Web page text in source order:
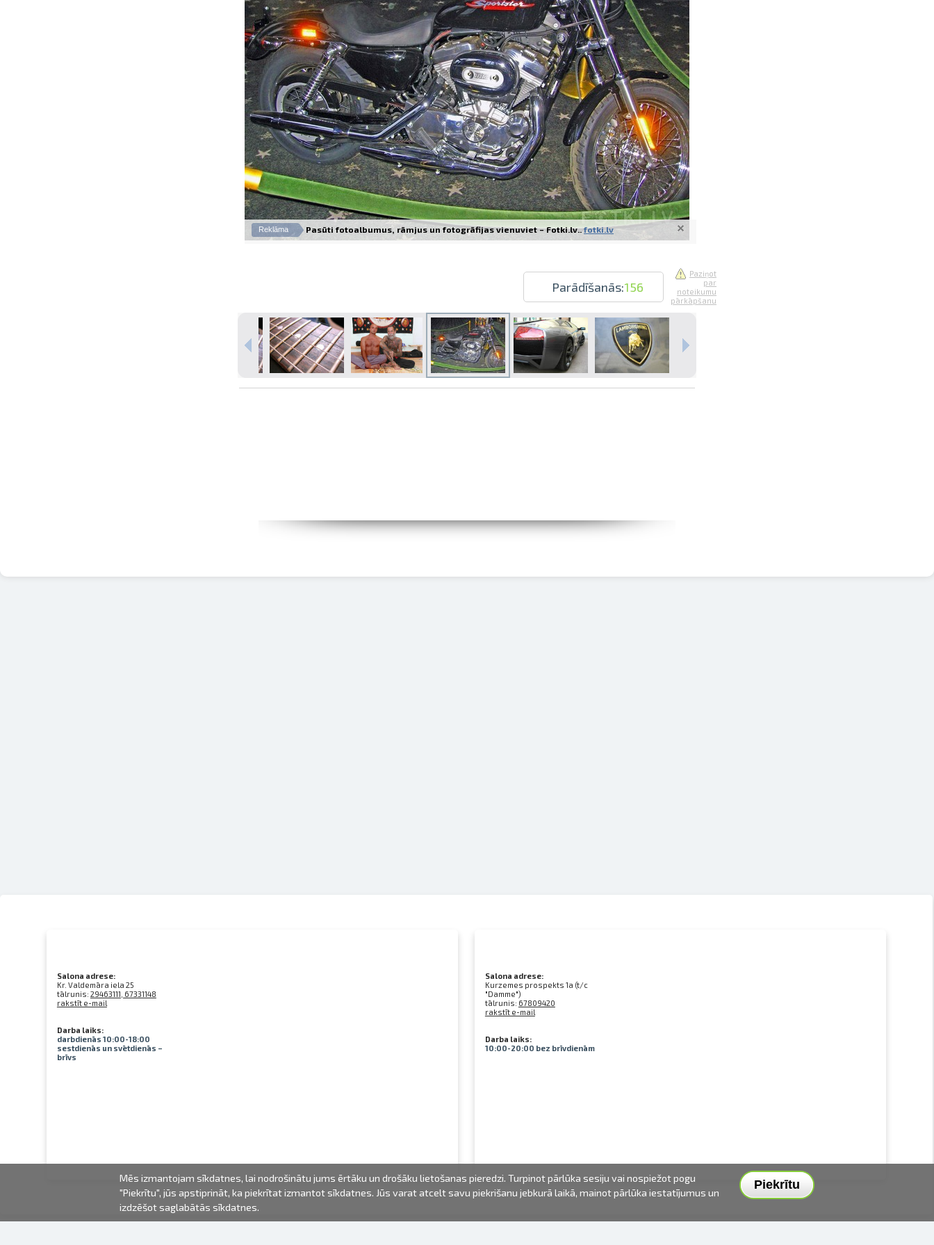
Izdrukas 1h laikā Rīgā – pasūtiet tiešsaistē
Dažādi formāti un papīra veidi jūsu foto
Piegāde visā Latvijā vai saņemšana klātienē
Reklāma Pasūti fotoalbumus, rāmjus un fotogrāfijas vienuviet – Fotki.lv.. fotki.lv
Parādīšanās:156
Paziņot
par
noteikumu
pārkāpšanu
Salona adrese:
Kr. Valdemāra iela 25
tālrunis: 29463111, 67331148
rakstīt e-mail
Darba laiks:
darbdienās 10:00-18:00
sestdienās un svētdienās –
brīvs
Salona adrese:
Kurzemes prospekts 1a (t/c
"Damme")
tālrunis: 67809420
rakstīt e-mail
Darba laiks:
10:00-20:00 bez brīvdienām
Piekrītu
Mēs izmantojam sīkdatnes, lai nodrošinātu jums ērtāku un drošāku lietošanas pieredzi. Turpinot pārlūka sesiju vai nospiežot pogu
"Piekrītu", jūs apstiprināt, ka piekrītat izmantot sīkdatnes. Jūs varat atcelt savu piekrišanu jebkurā laikā, mainot pārlūka iestatījumus un
izdzēšot saglabātās sīkdatnes.